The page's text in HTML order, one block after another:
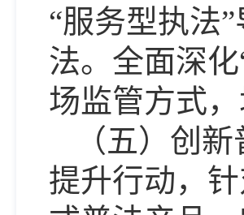
“服务型执法”
法。全面深
场监管方式
（五）创
提升行动，